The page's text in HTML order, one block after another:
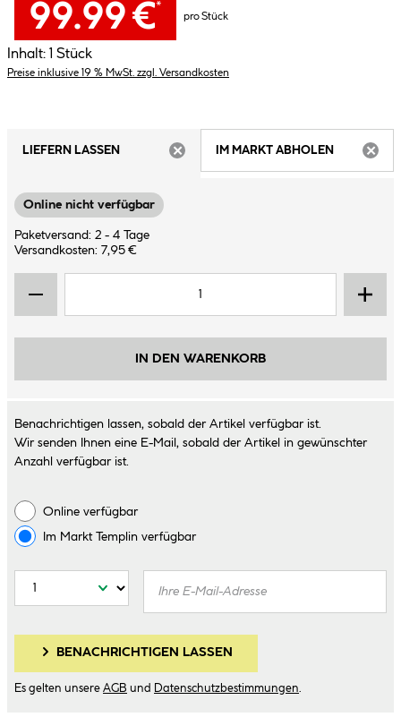
99.99 €*
pro Stück
Inhalt: 1 Stück
Preise inklusive 19 % MwSt. zzgl. Versandkosten
LIEFERN LASSEN
IM MARKT ABHOLEN
Online nicht verfügbar
Paketversand: 2 - 4 Tage
Versandkosten: 7,95 €
IN DEN WARENKORB
Benachrichtigen lassen, sobald der Artikel verfügbar ist.
Wir senden Ihnen eine E-Mail, sobald der Artikel in gewünschter
Anzahl verfügbar ist.
Online verfügbar
Im Markt Templin verfügbar
BENACHRICHTIGEN LASSEN
Es gelten unsere AGB und Datenschutzbestimmungen